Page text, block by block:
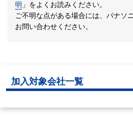
明 」をよくお読みください。
ご不明な点がある場合には、パナソ
お問い合わせください。
加入対象会社一覧